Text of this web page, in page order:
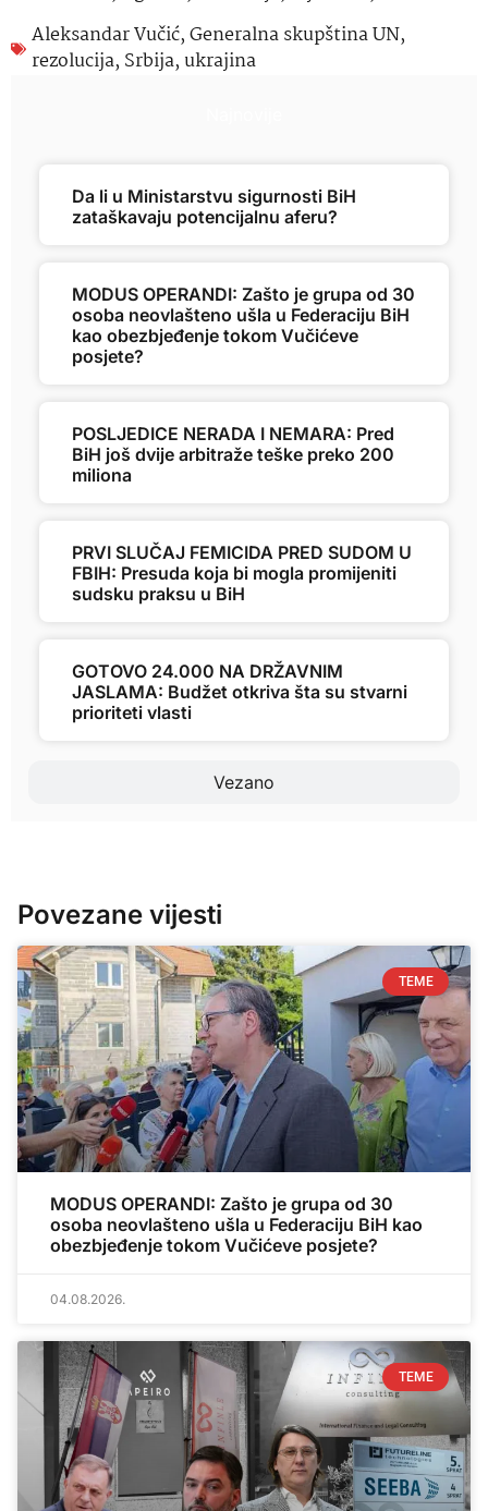
Aleksandar Vučić,Generalna skupština UN,
rezolucija, Srbija, ukrajina
Vezano
Da li u Ministarstvu sigurnosti BiH
zataškavaju potencijalnu aferu?
MODUS OPERANDI: Zašto je grupa od 30
osoba neovlašteno ušla u Federaciju BiH
kao obezbjeđenje tokom Vučićeve
posjete?
POSLJEDICE NERADA I NEMARA: Pred
BiH još dvije arbitraže teške preko 200
miliona
PRVI SLUČAJ FEMICIDA PRED SUDOM U
FBIH: Presuda koja bi mogla promijeniti
sudsku praksu u BiH
GOTOVO 24.000 NA DRŽAVNIM
JASLAMA: Budžet otkriva šta su stvarni
prioriteti vlasti
Povezane vijesti
TEME
MODUS OPERANDI: Zašto je grupa od 30
osoba neovlašteno ušla u Federaciju BiH kao
obezbjeđenje tokom Vučićeve posjete?
04.08.2026.
TEME